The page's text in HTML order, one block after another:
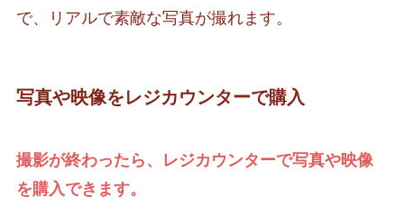
で、リアルで素敵な写真が撮れます。
写真や映像をレジカウンターで購入
撮影が終わったら、レジカウンターで写真や映像
を購入できます。